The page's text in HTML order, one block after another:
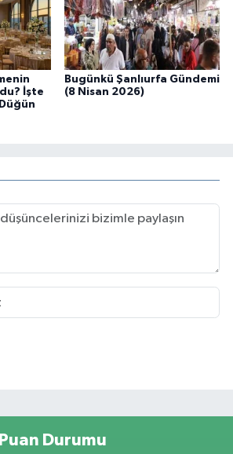
İşte
Bugünkü Şanlıurfa Gündemi
(8 Nisan 2026)
Durumu